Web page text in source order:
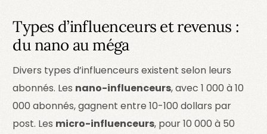
Types d’influenceurs et revenus :
du nano au méga
Divers types d’influenceurs existent selon leurs
abonnés. Les nano-influenceurs, avec 1 000 à 10
000 abonnés, gagnent entre 10-100 dollars par
post. Les micro-influenceurs, pour 10 000 à 50